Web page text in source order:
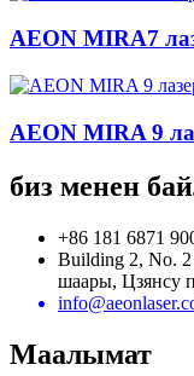
AEON MIRA7
AEON MIRA 9
биз менен
+86 181 6871
Building 2, No. 2
шаары, Цзянсу
Маалымат